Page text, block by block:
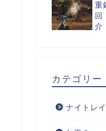
重
回
介
カテゴリー
ナイトレ